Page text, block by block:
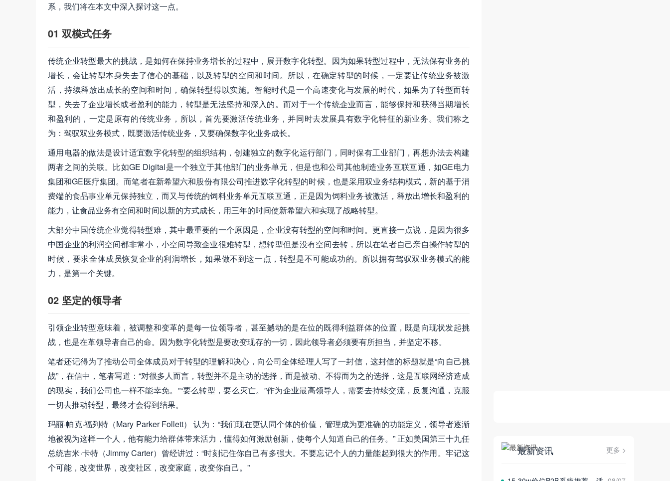
系，我们将在本文中深入探讨这一点。
01 双模式任务
传统企业转型最大的挑战，是如何在保持业务增长的过程中，展开数字化转型。因为如果转型过程中，无法保有业务的
增长，会让转型本身失去了信心的基础，以及转型的空间和时间。所以，在确定转型的时候，一定要让传统业务被激
活，持续释放出成长的空间和时间，确保转型得以实施。智能时代是一个高速变化与发展的时代，如果为了转型而转
型，失去了企业增长或者盈利的能力，转型是无法坚持和深入的。而对于一个传统企业而言，能够保持和获得当期增长
和盈利的，一定是原有的传统业务，所以，首先要激活传统业务，并同时去发展具有数字化特征的新业务。我们称之
为：驾驭双业务模式，既要激活传统业务，又要确保数字化业务成长。
通用电器的做法是设计适宜数字化转型的组织结构，创建独立的数字化运行部门，同时保有工业部门，再想办法去构建
两者之间的关联。比如GE Digital是一个独立于其他部门的业务单元，但是也和公司其他制造业务互联互通，如GE电力
集团和GE医疗集团。而笔者在新希望六和股份有限公司推进数字化转型的时候，也是采用双业务结构模式，新的基于消
费端的食品事业单元保持独立，而又与传统的饲料业务单元互联互通，正是因为饲料业务被激活，释放出增长和盈利的
能力，让食品业务有空间和时间以新的方式成长，用三年的时间使新希望六和实现了战略转型。
大部分中国传统企业觉得转型难，其中最重要的一个原因是，企业没有转型的空间和时间。更直接一点说，是因为很多
中国企业的利润空间都非常小，小空间导致企业很难转型，想转型但是没有空间去转，所以在笔者自己亲自操作转型的
时候，要求全体成员恢复企业的利润增长，如果做不到这一点，转型是不可能成功的。所以拥有驾驭双业务模式的能
力，是第一个关键。
02 坚定的领导者
引领企业转型意味着，被调整和变革的是每一位领导者，甚至撼动的是在位的既得利益群体的位置，既是向现状发起挑
战，也是在革领导者自己的命。因为数字化转型是要改变现存的一切，因此领导者必须要有所担当，并坚定不移。
笔者还记得为了推动公司全体成员对于转型的理解和决心，向公司全体经理人写了一封信，这封信的标题就是“向自己挑
战”，在信中，笔者写道：“对很多人而言，转型并不是主动的选择，而是被动、不得而为之的选择，这是互联网经济造成
的现实，我们公司也一样不能幸免。”“要么转型，要么灭亡。”作为企业最高领导人，需要去持续交流，反复沟通，克服
一切去推动转型，最终才会得到结果。
玛丽·帕克·福列特（Mary Parker Follett） 认为：“我们现在更认同个体的价值，管理成为更准确的功能定义，领导者逐渐
地被视为这样一个人，他有能力给群体带来活力，懂得如何激励创新，使每个人知道自己的任务。” 正如美国第三十九任
总统吉米·卡特（Jimmy Carter）曾经讲过：“时刻记住你自己有多强大。不要忘记个人的力量能起到很大的作用。牢记这
个可能，改变世界，改变社区，改变家庭，改变你自己。”
最新资讯 更多 >